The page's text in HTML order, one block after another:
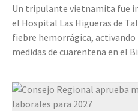
Un tripulante vietnamita fue
el Hospital Las Higueras de
fiebre hemorrágica,
medidas de cuarentena en el